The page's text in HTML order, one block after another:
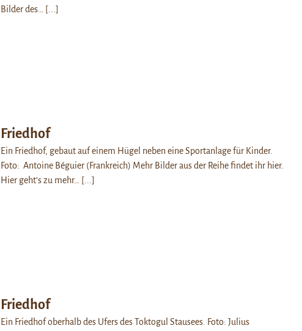
Bilder des…
[...]
Friedhof
Ein Friedhof, gebaut auf einem Hügel neben eine Sportanlage für Kinder.
Foto: Antoine Béguier (Frankreich) Mehr Bilder aus der Reihe findet ihr hier.
Hier geht’s zu mehr…
[...]
Friedhof
Ein Friedhof oberhalb des Ufers des Toktogul Stausees. Foto: Julius